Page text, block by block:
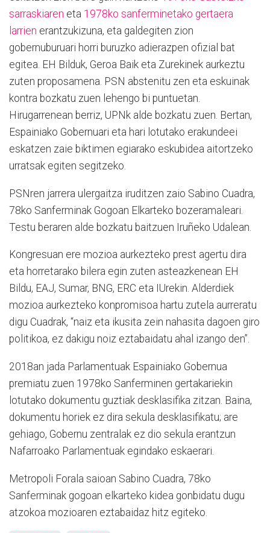
sarraskiaren eta 1978ko sanferminetako gertaera
larrien erantzukizuna, eta galdegiten zion
gobernuburuari horri buruzko adierazpen ofizial bat
egitea. EH Bilduk, Geroa Baik eta Zurekinek aurkeztu
zuten proposamena. PSN abstenitu zen eta eskuinak
kontra bozkatu zuen lehengo bi puntuetan.
Hirugarrenean berriz, UPNk alde bozkatu zuen. Bertan,
Espainiako Gobernuari eta hari lotutako erakundeei
eskatzen zaie biktimen egiarako eskubidea aitortzeko
urratsak egiten segitzeko.
PSNren jarrera ulergaitza iruditzen zaio Sabino Cuadra,
78ko Sanferminak Gogoan Elkarteko bozeramaleari.
Testu beraren alde bozkatu baitzuen Iruñeko Udalean.
Kongresuan ere mozioa aurkezteko prest agertu dira
eta horretarako bilera egin zuten asteazkenean EH
Bildu, EAJ, Sumar, BNG, ERC eta IUrekin. Alderdiek
mozioa aurkezteko konpromisoa hartu zutela aurreratu
digu Cuadrak, “naiz eta ikusita zein nahasita dagoen giro
politikoa, ez dakigu noiz eztabaidatu ahal izango den”.
2018an jada Parlamentuak Espainiako Gobernua
premiatu zuen 1978ko Sanferminen gertakariekin
lotutako dokumentu guztiak desklasifika zitzan. Baina,
dokumentu horiek ez dira sekula desklasifikatu; are
gehiago, Gobernu zentralak ez dio sekula erantzun
Nafarroako Parlamentuak egindako eskaerari.
Metropoli Forala saioan Sabino Cuadra, 78ko
Sanferminak gogoan elkarteko kidea gonbidatu dugu
atzokoa mozioaren eztabaidaz hitz egiteko.